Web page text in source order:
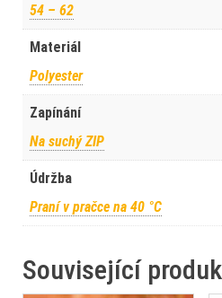
54 – 62
Materiál
Polyester
Zapínání
Na suchý ZIP
Údržba
Praní v pračce na 40 °C
Související